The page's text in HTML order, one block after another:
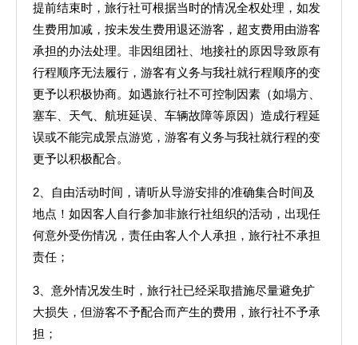
提前结束时，旅行社可根据当时的情况全权处理，如发
生费用加减，按未发生费用退还游客，超支费用由游客
承担的办法处理。非因组团社、地接社的原因导致原有
行程顺序无法履行，游客有义务与我社就行程顺序的变
更予以积极协商。如遇旅行社不可控制因素（如塌方、
塞车、天气、航班延误、车辆故障等原因）造成行程延
误或不能完成景点游览，游客有义务与我社就行程的变
更予以积极配合。
2、自由活动时间，请听从导游安排的准确集合时间及
地点！如因客人自行参加非旅行社组织的活动，出现任
何意外受伤情况，责任由客人个人承担，旅行社不承担
责任；
3、意外情况发生时，旅行社已经采取措施尽量避免扩
大损失，但游客不予配合而产生的费用，旅行社不予承
担；